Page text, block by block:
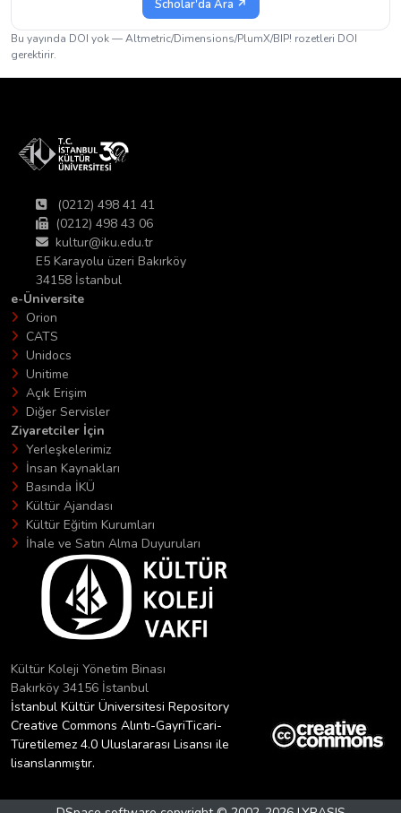
Scholar'da Ara ↗
Bu yayında DOI yok — Altmetric/Dimensions/PlumX/BIP! rozetleri DOI
gerektirir.
(0212) 498 41 41
(0212) 498 43 06
kultur@iku.edu.tr
E5 Karayolu üzeri Bakırköy
34158 İstanbul
e-Üniversite
Orion
CATS
Unidocs
Unitime
Açık Erişim
Diğer Servisler
Ziyaretciler İçin
Yerleşkelerimiz
İnsan Kaynakları
Basında İKÜ
Kültür Ajandası
Kültür Eğitim Kurumları
İhale ve Satın Alma Duyuruları
Kültür Koleji Yönetim Binası
Bakırköy 34156 İstanbul
İstanbul Kültür Üniversitesi Repository
Creative Commons Alıntı-GayriTicari-
Türetilemez 4.0 Uluslararası Lisansı ile
lisanslanmıştır.